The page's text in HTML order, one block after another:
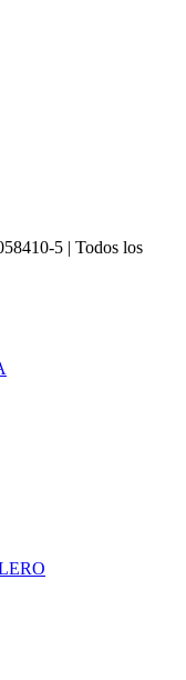
5 | Todos los